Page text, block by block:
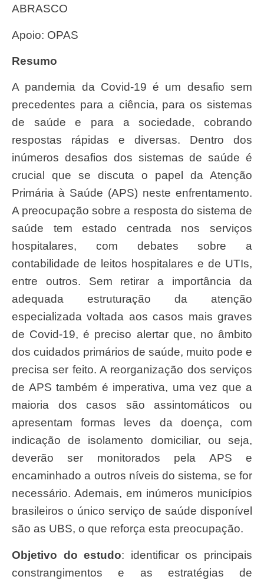
ABRASCO
Apoio: OPAS
Resumo
A pandemia da Covid-19 é um desafio sem
precedentes para a ciência, para os sistemas
de saúde e para a sociedade, cobrando
respostas rápidas e diversas. Dentro dos
inúmeros desafios dos sistemas de saúde é
crucial que se discuta o papel da Atenção
Primária à Saúde (APS) neste enfrentamento.
A preocupação sobre a resposta do sistema de
saúde tem estado centrada nos serviços
hospitalares, com debates sobre a
contabilidade de leitos hospitalares e de UTIs,
entre outros. Sem retirar a importância da
adequada estruturação da atenção
especializada voltada aos casos mais graves
de Covid-19, é preciso alertar que, no âmbito
dos cuidados primários de saúde, muito pode e
precisa ser feito. A reorganização dos serviços
de APS também é imperativa, uma vez que a
maioria dos casos são assintomáticos ou
apresentam formas leves da doença, com
indicação de isolamento domiciliar, ou seja,
deverão ser monitorados pela APS e
encaminhado a outros níveis do sistema, se for
necessário. Ademais, em inúmeros municípios
brasileiros o único serviço de saúde disponível
são as UBS, o que reforça esta preocupação.
Objetivo do estudo: identificar os principais
constrangimentos e as estratégias de